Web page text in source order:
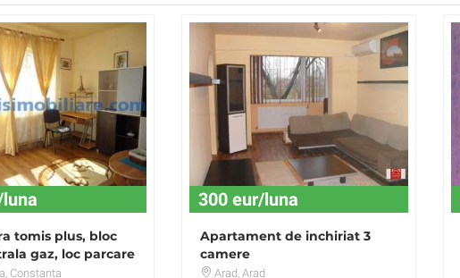
tomis plus, bloc
gaz, loc parcare
, Constanta
300 eur/luna
Apartament de inchiriat 3
camere
Arad, Arad